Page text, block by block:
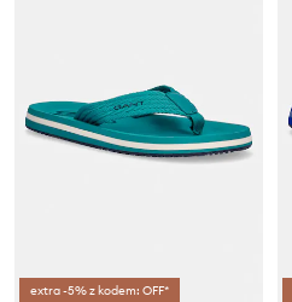
extra -5% z kodem: OFF*